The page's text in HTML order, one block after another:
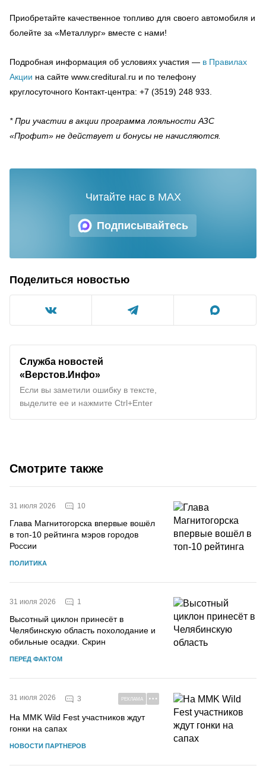
Приобретайте качественное топливо для своего автомобиля и
болейте за «Металлург» вместе с нами!
Подробная информация об условиях участия — в Правилах
Акции на сайте www.creditural.ru и по телефону
круглосуточного Контакт-центра: +7 (3519) 248 933.
* При участии в акции программа лояльности АЗС
«Профит» не действует и бонусы не начисляются.
Подписывайтесь
Читайте нас в MAX
Поделиться новостью
Служба новостей
«Верстов.Инфо»
Если вы заметили ошибку в тексте,
выделите ее и нажмите Ctrl+Enter
Смотрите также
31 июля 2026 10
Глава Магнитогорска впервые вошёл
в топ-10 рейтинга мэров городов
России
ПОЛИТИКА
31 июля 2026 1
Высотный циклон принесёт в
Челябинскую область похолодание и
обильные осадки. Скрин
ПЕРЕД ФАКТОМ
31 июля 2026 3 РЕКЛАМА
На MMK Wild Fest участников ждут
гонки на сапах
НОВОСТИ ПАРТНЕРОВ